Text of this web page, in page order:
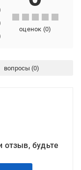
оценок (0)
вопросы
отзыв, будьте